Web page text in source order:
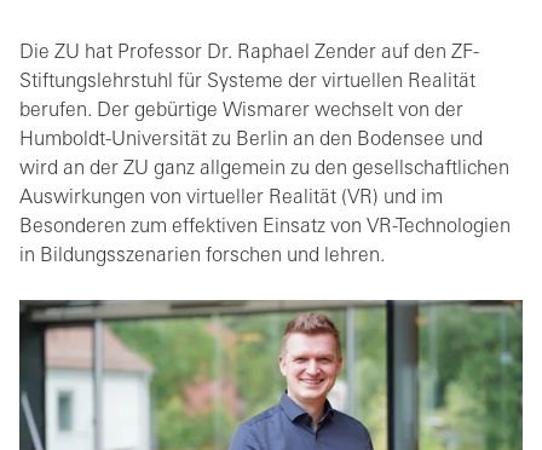
Die ZU hat Professor Dr. Raphael Zender auf den ZF-
Stiftungslehrstuhl für Systeme der virtuellen Realität
berufen. Der gebürtige Wismarer wechselt von der
Humboldt-Universität zu Berlin an den Bodensee und
wird an der ZU ganz allgemein zu den gesellschaftlichen
Auswirkungen von virtueller Realität (VR) und im
Besonderen zum effektiven Einsatz von VR-Technologien
in Bildungsszenarien forschen und lehren.